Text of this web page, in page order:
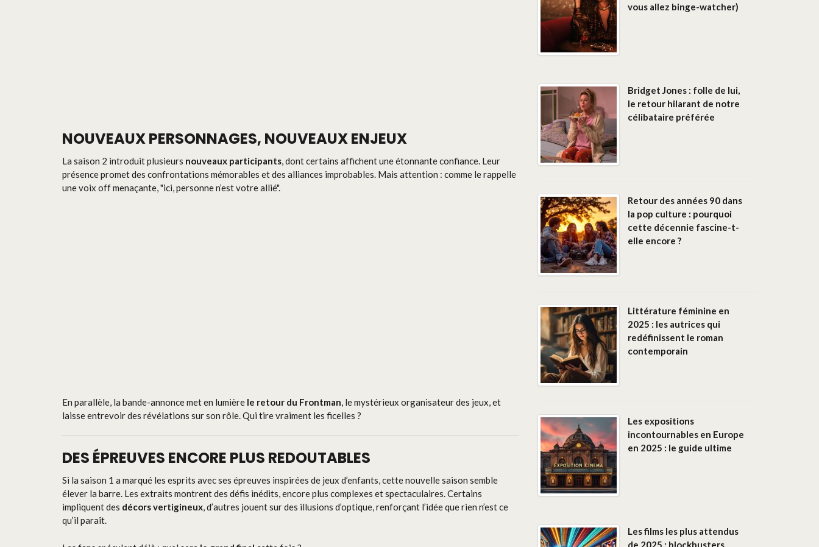
NOUVEAUX PERSONNAGES, NOUVEAUX ENJEUX
La saison 2 introduit plusieurs nouveaux participants, dont certains affichent une étonnante confiance. Leur
présence promet des confrontations mémorables et des alliances improbables. Mais attention : comme le rappelle
une voix off menaçante, "ici, personne n’est votre allié".
En parallèle, la bande-annonce met en lumière le retour du Frontman, le mystérieux organisateur des jeux, et
laisse entrevoir des révélations sur son rôle. Qui tire vraiment les ficelles ?
DES ÉPREUVES ENCORE PLUS REDOUTABLES
Si la saison 1 a marqué les esprits avec ses épreuves inspirées de jeux d’enfants, cette nouvelle saison semble
élever la barre. Les extraits montrent des défis inédits, encore plus complexes et spectaculaires. Certains
impliquent des décors vertigineux, d’autres jouent sur des illusions d’optique, renforçant l’idée que rien n’est ce
qu’il paraît.
vous allez binge-watcher)
Bridget Jones : folle de lui,
le retour hilarant de notre
célibataire préférée
Retour des années 90 dans
la pop culture : pourquoi
cette décennie fascine-t-
elle encore ?
Littérature féminine en
2025 : les autrices qui
redéfinissent le roman
contemporain
Les expositions
incontournables en Europe
en 2025 : le guide ultime
Les films les plus attendus
de 2025 : blockbusters,